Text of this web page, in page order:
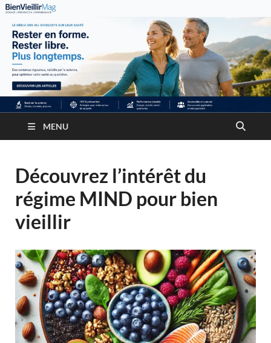
MENU
Découvrez l’intérêt du
régime MIND pour bien
vieillir